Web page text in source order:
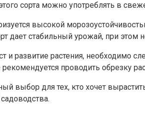
сорта можно употреблять в
высокой
дает стабильный урожай, при этом
и развитие растения, необходимо
проводить обрезку
выбор для тех, кто хочет